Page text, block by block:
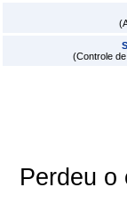
(Controle
Perdeu